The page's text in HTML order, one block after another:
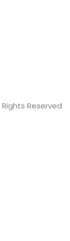
Rights Reserved